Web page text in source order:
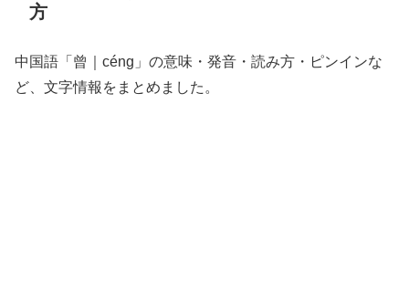
方
中国語「曾｜céng」の意味・発音・読み方・ピンインな
ど、文字情報をまとめました。